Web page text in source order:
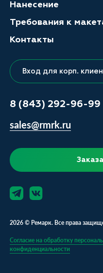
Нанесение
Требования к
Контакты
Вход для корп.
8 (843) 292-96-99
sales@rmrk.ru
2026 © Ремарк. Все права
Согласие на обработку
конфиденциальности